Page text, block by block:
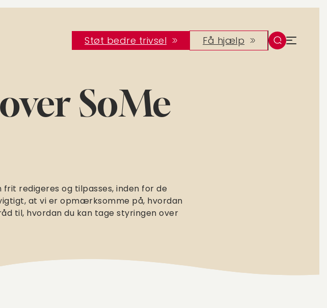
Støt bedre trivsel Få hjælp
SoMe
redigeres og tilpasses, inden for de
at vi er opmærksomme på, hvordan
til, hvordan du kan tage styringen over